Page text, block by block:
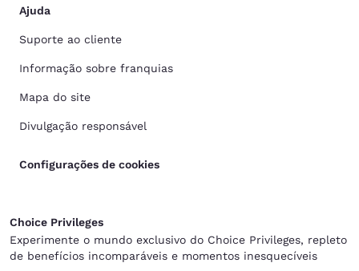
Ajuda
Suporte ao cliente
Informação sobre franquias
Mapa do site
Divulgação responsável
Configurações de cookies
Choice Privileges
Experimente o mundo exclusivo do Choice Privileges, repleto
de benefícios incomparáveis e momentos inesquecíveis